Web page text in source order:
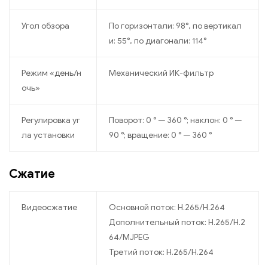
Угол обзора
По горизонтали: 98°, по вертикал
и: 55°, по диагонали: 114°
Режим «день/н
очь»
Механический ИК-фильтр
Регулировка уг
ла установки
Поворот: 0 ° — 360 °; наклон: 0 ° —
90 °; вращение: 0 ° — 360 °
Сжатие
Видеосжатие
Основной поток: H.265/H.264
Дополнительный поток: H.265/H.2
64/MJPEG
Третий поток: H.265/H.264